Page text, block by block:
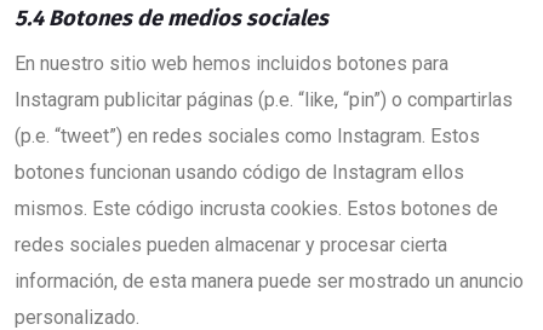
5.4 Botones de medios sociales
En nuestro sitio web hemos incluidos botones para
Instagram publicitar páginas (p.e. “like, “pin”) o compartirlas
(p.e. “tweet”) en redes sociales como Instagram. Estos
botones funcionan usando código de Instagram ellos
mismos. Este código incrusta cookies. Estos botones de
redes sociales pueden almacenar y procesar cierta
información, de esta manera puede ser mostrado un anuncio
personalizado.